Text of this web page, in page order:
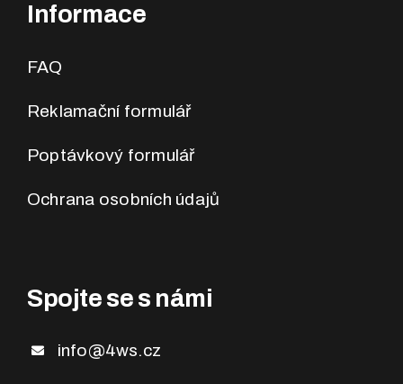
Informace
FAQ
Reklamační formulář
Poptávkový formulář
Ochrana osobních údajů
Spojte se s námi
info@4ws.cz